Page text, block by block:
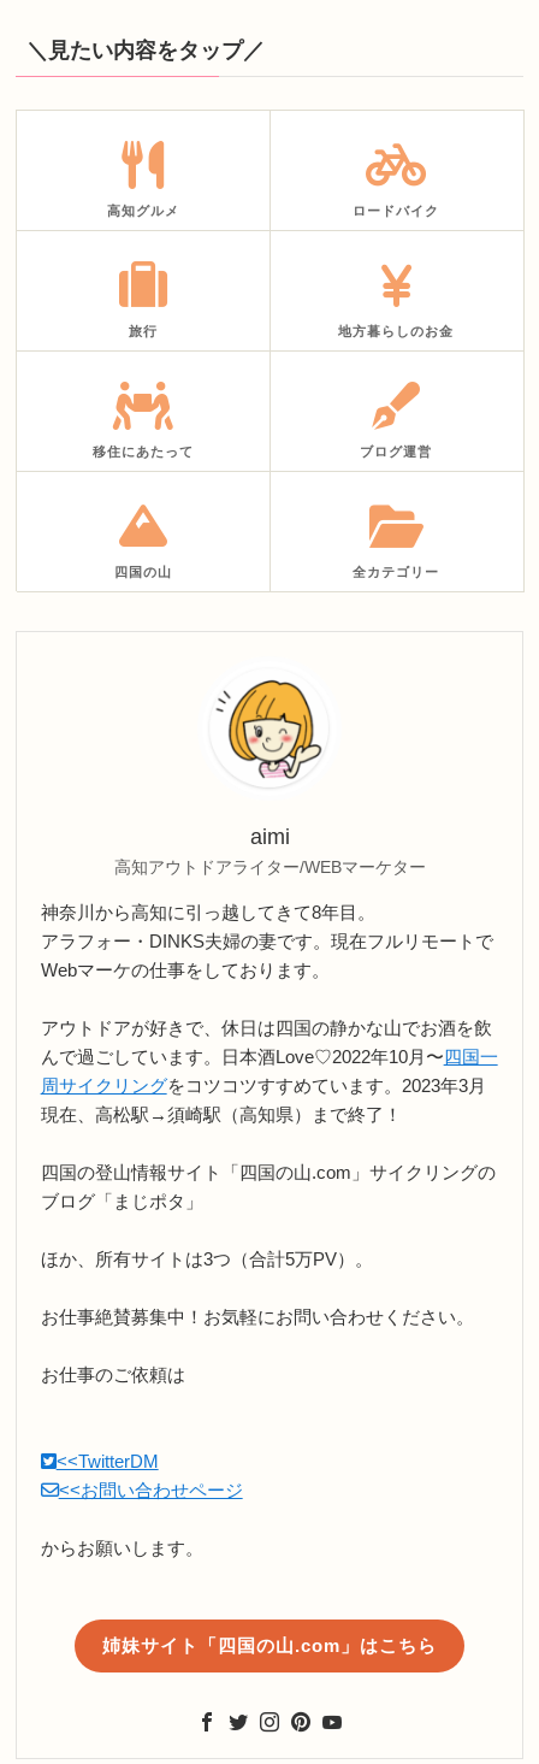
＼見たい内容をタップ／
高知グルメ ロードバイク
旅行 地方暮らしのお金
移住にあたって ブログ運営
四国の山 全カテゴリー
aimi
高知アウトドアライター/WEBマーケター
神奈川から高知に引っ越してきて8年目。
アラフォー・DINKS夫婦の妻です。現在フルリモートで
Webマーケの仕事をしております。
アウトドアが好きで、休日は四国の静かな山でお酒を飲
んで過ごしています。日本酒Love♡2022年10月〜四国一
周サイクリングをコツコツすすめています。2023年3月
現在、高松駅→須崎駅（高知県）まで終了！
四国の登山情報サイト「四国の山.com」サイクリングの
ブログ「まじポタ」
ほか、所有サイトは3つ（合計5万PV）。
お仕事絶賛募集中！お気軽にお問い合わせください。
お仕事のご依頼は
<<TwitterDM
<<お問い合わせページ
からお願いします。
姉妹サイト「四国の山.com」はこちら